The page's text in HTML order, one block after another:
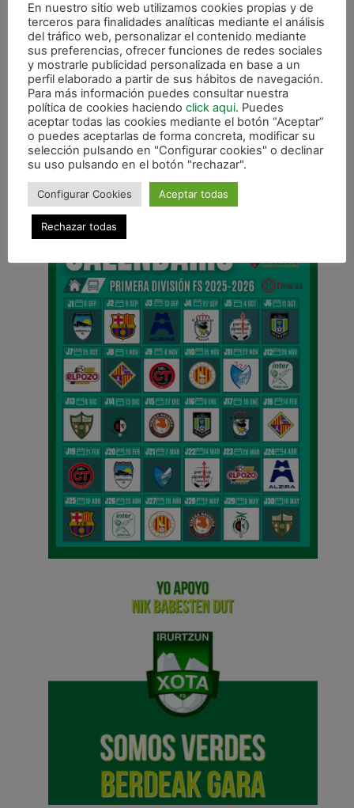
ANTERIOR
El Barça también visitará Pamplona en los Octavos de Final de Copa del Rey
CALENDARIO DE LIGA
En nuestro sitio web utilizamos cookies propias y de
terceros para finalidades analíticas mediante el análisis
del tráfico web, personalizar el contenido mediante
sus preferencias, ofrecer funciones de redes sociales
y mostrarle publicidad personalizada en base a un
perfil elaborado a partir de sus hábitos de navegación.
Para más información puedes consultar nuestra
política de cookies haciendo click aqui. Puedes
aceptar todas las cookies mediante el botón “Aceptar”
o puedes aceptarlas de forma concreta, modificar su
selección pulsando en "Configurar cookies" o declinar
su uso pulsando en el botón "rechazar".
Configurar Cookies Aceptar todas
Rechazar todas